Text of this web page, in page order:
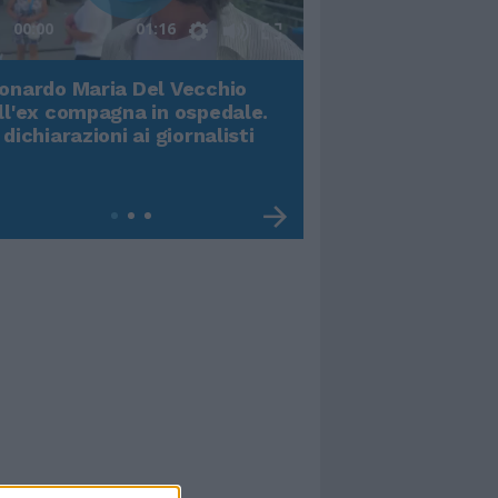
00:00 01:16
Maria Del Vecchio
compagna in ospedale.
dichiarazioni ai giornalisti